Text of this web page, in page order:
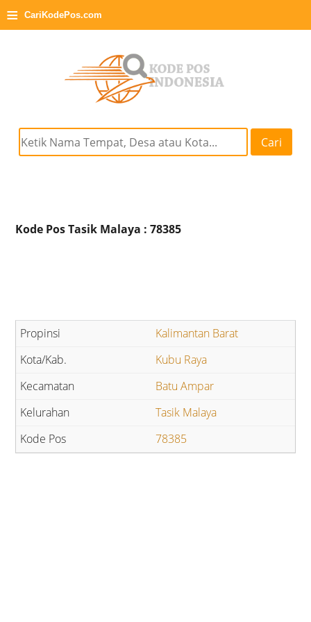
≡ CariKodePos.com
Cari
Kode Pos Tasik Malaya : 78385
Kalimantan Barat
Kubu Raya
Batu Ampar
Tasik Malaya
78385